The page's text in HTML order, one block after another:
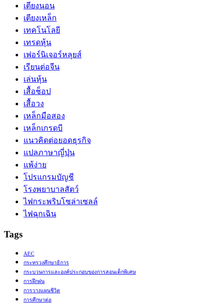
เตียงนอน
เตียงเหล็ก
เทคโนโลยี
เทรดหุ้น
เฟอร์นิเจอร์หลุยส์
เรียนต่อจีน
เล่นหุ้น
เสื้อช็อป
เสื้อวง
เหล็กมือสอง
เหล็กเกรดบี
แนวคิดต่อยอดธุรกิจ
แปลภาษาญี่ปุ่น
แพ้ง่าย
โปรแกรมบัญชี
โรงพยาบาลสัตว์
ไฟกระพริบโซล่าเซลล์
ไฟฉุกเฉิน
Tags
AEC
กระทรวงศึกษาธิการ
กระบวนการและองค์ประกอบของการสอนเด็กพิเศษ
การฝึกฝน
การวางแผนชีวิต
การศึกษาต่อ